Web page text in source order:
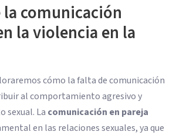
comunicación
la violencia en la
cómo la falta de comunicación
al comportamiento agresivo y
sexual. La comunicación en pareja
en las relaciones sexuales, ya que